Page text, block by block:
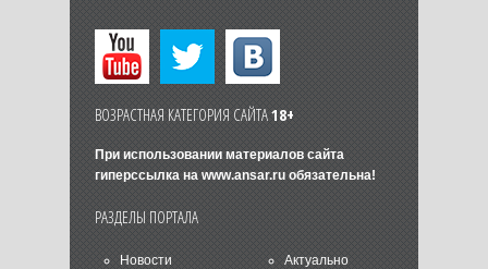
ВОЗРАСТНАЯ КАТЕГОРИЯ САЙТА18+
При использовании материалов сайта
гиперссылка на www.ansar.ruобязательна!
РАЗДЕЛЫ ПОРТАЛА
Новости
Актуально